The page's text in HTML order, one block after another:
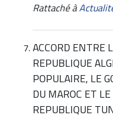
Rattaché à
ACCORD ENTRE
REPUBLIQUE
POPULAIRE, LE
DU MAROC ET
REPUBLIQUE